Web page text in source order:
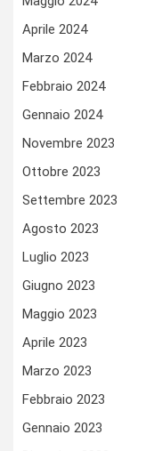
Aprile 2024
Marzo 2024
Febbraio 2024
Gennaio 2024
Novembre 2023
Ottobre 2023
Settembre 2023
Agosto 2023
Luglio 2023
Giugno 2023
Maggio 2023
Aprile 2023
Marzo 2023
Febbraio 2023
Gennaio 2023